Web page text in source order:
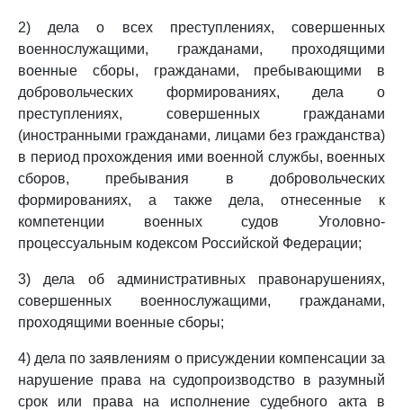
2) дела о всех преступлениях, совершенных
военнослужащими, гражданами, проходящими
военные сборы, гражданами, пребывающими в
добровольческих формированиях, дела о
преступлениях, совершенных гражданами
(иностранными гражданами, лицами без гражданства)
в период прохождения ими военной службы, военных
сборов, пребывания в добровольческих
формированиях, а также дела, отнесенные к
компетенции военных судов Уголовно-
процессуальным кодексом Российской Федерации;
3) дела об административных правонарушениях,
совершенных военнослужащими, гражданами,
проходящими военные сборы;
4) дела по заявлениям о присуждении компенсации за
нарушение права на судопроизводство в разумный
срок или права на исполнение судебного акта в